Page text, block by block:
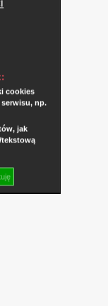
cookies
serwisu, np.
jak